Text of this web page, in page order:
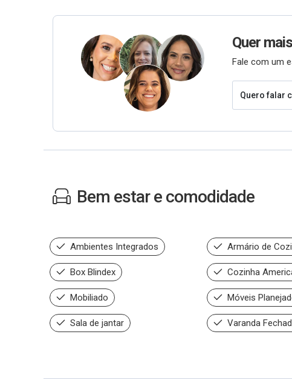
Quer
Fale com um
Quero falar
Bem estar e comodidade
Ambientes Integrados Armário de
Box Blindex Cozinha
Mobiliado Móveis
Sala de jantar Varanda